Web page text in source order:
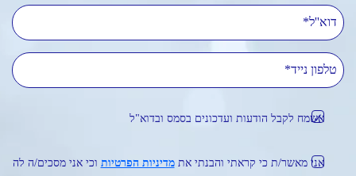
אשמח לקבל הודעות ועדכונים בסמס ובדוא"ל
אני מאשר/ת כי קראתי והבנתי אתמדיניות הפרטיות וכי אני מסכים/ה לה